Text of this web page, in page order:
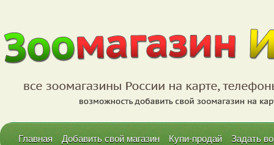
Главная Добавить свой магазин Купи-продай Задать